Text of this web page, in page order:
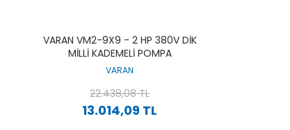
VARAN VM2-9X9 - 2 HP 380V DIK
MILLI KADEMELI POMPA
VARAN
13.014,09 TL
22.438,08 TL